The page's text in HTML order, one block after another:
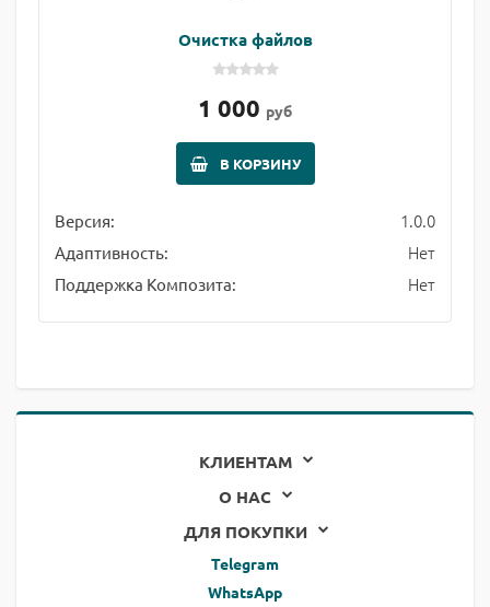
Очистка файлов
1 000 руб
В КОРЗИНУ
Версия: 1.0.0
Адаптивность: Нет
Поддержка Композита: Нет
КЛИЕНТАМ
О НАС
ДЛЯ ПОКУПКИ
Telegram
WhatsApp